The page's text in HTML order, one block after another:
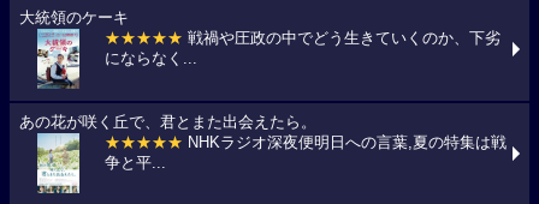
大統領のケーキ
★★★★★ 戦禍や圧政の中でどう生きていくのか、下劣
にならなく...
あの花が咲く丘で、君とまた出会えたら。
★★★★★ NHKラジオ深夜便明日への言葉,夏の特集は戦
争と平...